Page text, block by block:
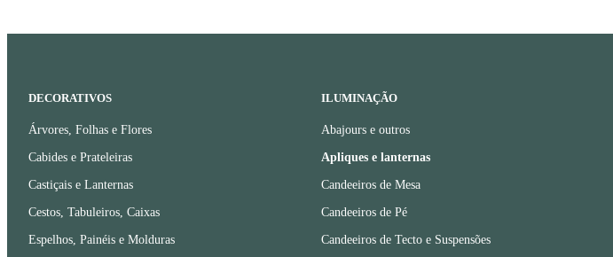
DECORATIVOS
Árvores, Folhas e Flores
Cabides e Prateleiras
Castiçais e Lanternas
Cestos, Tabuleiros, Caixas
Espelhos, Painéis e Molduras
ILUMINAÇÃO
Abajours e outros
Apliques e lanternas
Candeeiros de Mesa
Candeeiros de Pé
Candeeiros de Tecto e Suspensões